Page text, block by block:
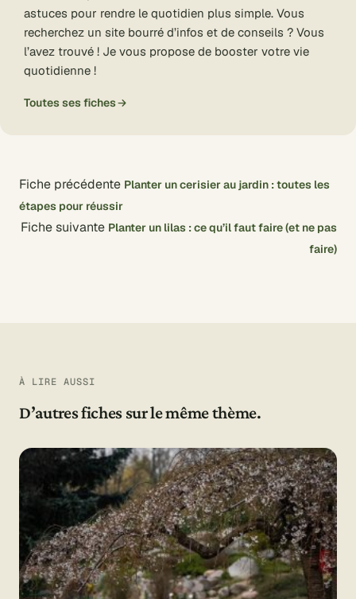
astuces pour rendre le quotidien plus simple. Vous
recherchez un site bourré d’infos et de conseils ? Vous
l’avez trouvé ! Je vous propose de booster votre vie
quotidienne !
Toutes ses fiches
Fiche précédente Planter un cerisier au jardin : toutes les
étapes pour réussir
Fiche suivante Planter un lilas : ce qu’il faut faire (et ne pas
faire)
À LIRE AUSSI
D’autres fiches sur le même thème.